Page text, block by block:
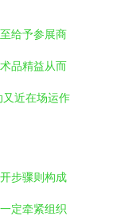
给予参展商
品精益从而
近在场运作
步骤则构成
定牵紧组织